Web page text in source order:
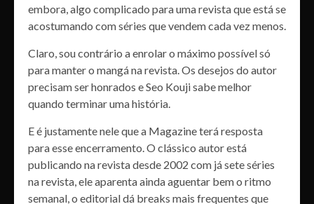
embora, algo complicado para uma revista que está se
acostumando com séries que vendem cada vez menos.
Claro, sou contrário a enrolar o máximo possível só
para manter o mangá na revista. Os desejos do autor
precisam ser honrados e Seo Kouji sabe melhor
quando terminar uma história.
E é justamente nele que a Magazine terá resposta
para esse encerramento. O clássico autor está
publicando na revista desde 2002 com já sete séries
na revista, ele aparenta ainda aguentar bem o ritmo
semanal, o editorial dá breaks mais frequentes que